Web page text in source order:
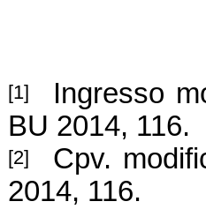
[1]
Ingresso
BU 2014, 116.
[2]
Cpv.
2014, 116.